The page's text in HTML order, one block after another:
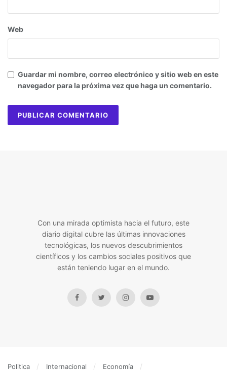
Web
Guardar mi nombre, correo electrónico y sitio web en este
navegador para la próxima vez que haga un comentario.
Con una mirada optimista hacia el futuro, este
diario digital cubre las últimas innovaciones
tecnológicas, los nuevos descubrimientos
científicos y los cambios sociales positivos que
están teniendo lugar en el mundo.
Politica Internacional Economía